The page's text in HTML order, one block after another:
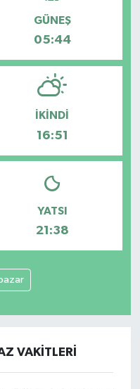
GÜNEŞ
05:44
İKINDI
16:51
YATSI
21:38
VAKITLERI